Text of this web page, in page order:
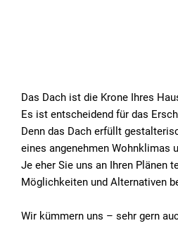
Das Dach ist die Krone Ihres
Es ist entscheidend für das
Denn das Dach erfüllt
eines angenehmen Wohnklimas
Je eher Sie uns an Ihren Plänen
Möglichkeiten und Alternativen
Wir kümmern uns – sehr gern